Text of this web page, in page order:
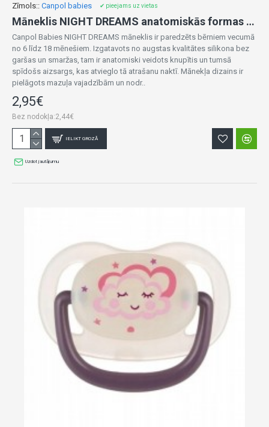
Zīmols:: Canpol babies ✔ pieejams uz vietas
Māneklis NIGHT DREAMS anatomiskās formas 6-18m 22/501 blue
Canpol Babies NIGHT DREAMS māneklis ir paredzēts bērniem vecumā
no 6 līdz 18 mēnešiem. Izgatavots no augstas kvalitātes silikona bez
garšas un smaržas, tam ir anatomiski veidots knupītis un tumsā
spīdošs aizsargs, kas atvieglo tā atrašanu naktī. Mānekļa dizains ir
pielāgots mazuļa vajadzībām un nodr..
2,95€
Bez nodokļa:2,44€
IELIKT GROZĀ
Uzdot jautājumu